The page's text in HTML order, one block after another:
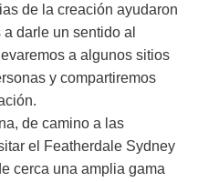
de la creación ayudaron
darle un sentido al
a algunos sitios
y compartiremos
de camino a las
el Featherdale Sydney
cerca una amplia gama